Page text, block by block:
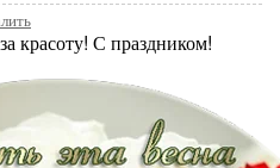
красоту! С праздником!